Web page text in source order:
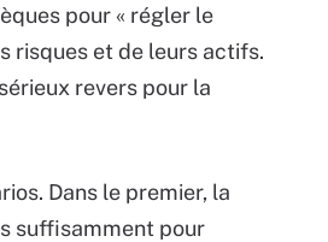
pour « régler le
risques et de leurs actifs.
revers pour la
Dans le premier, la
suffisamment pour